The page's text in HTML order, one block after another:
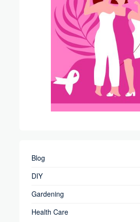
Blog
DIY
Gardening
Health Care